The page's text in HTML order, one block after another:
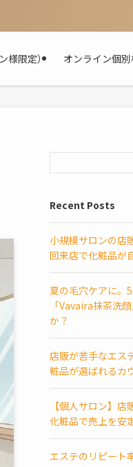
様限定） オンライン個
Recent Posts
小規模サロンの店
回来店で化粧品が
夏の毛穴ケアに。
「Vavaira抹茶洗
か？
店販が苦手なエス
粧品が選ばれるカ
【個人サロン】店
化粧品で売上を安
エステのリピート